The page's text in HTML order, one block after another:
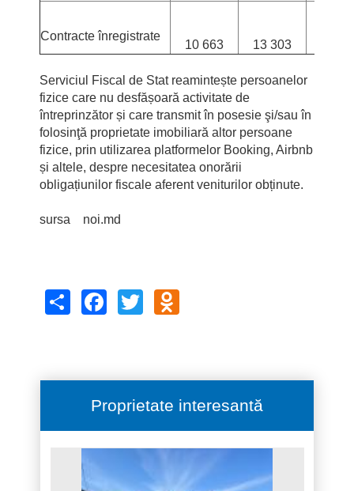
Contracte înregistrate
10 663 13 303
Serviciul Fiscal de Stat reamintește persoanelor
fizice care nu desfășoară activitate de
întreprinzător și care transmit în posesie şi/sau în
folosinţă proprietate imobiliară altor persoane
fizice, prin utilizarea platformelor Booking, Airbnb
și altele, despre necesitatea onorării
obligațiunilor fiscale aferent veniturilor obținute.
sursa noi.md
Share FacebookTwitter
Proprietate interesantă